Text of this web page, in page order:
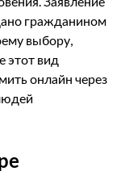
гражданином
выбору,
этот вид
онлайн через